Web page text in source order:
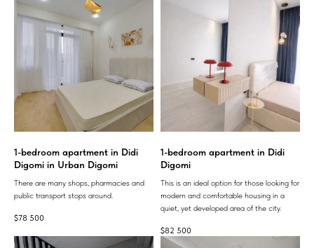
1-bedroom apartment in Didi
Digomi in Urban Digomi
There are many shops, pharmacies and
public transport stops around.
$78 500
1-bedroom apartment in Didi
Digomi
This is an ideal option for those looking for
modern and comfortable housing in a
quiet, yet developed area of ​​the city.
$82 500